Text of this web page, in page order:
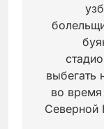
выбегать
во
Северной